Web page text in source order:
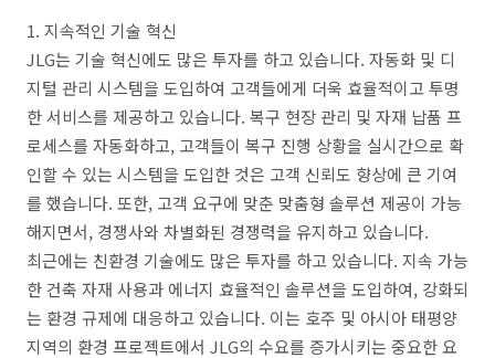
1. 지속적인 기술 혁신
JLG는 기술 혁신에도 많은 투자를 하고 있습니다. 자동화 및 디
지털 관리 시스템을 도입하여 고객들에게 더욱 효율적이고 투명
한 서비스를 제공하고 있습니다. 복구 현장 관리 및 자재 납품 프
로세스를 자동화하고, 고객들이 복구 진행 상황을 실시간으로 확
인할 수 있는 시스템을 도입한 것은 고객 신뢰도 향상에 큰 기여
를 했습니다. 또한, 고객 요구에 맞춘 맞춤형 솔루션 제공이 가능
해지면서, 경쟁사와 차별화된 경쟁력을 유지하고 있습니다.
최근에는 친환경 기술에도 많은 투자를 하고 있습니다. 지속 가능
한 건축 자재 사용과 에너지 효율적인 솔루션을 도입하여, 강화되
는 환경 규제에 대응하고 있습니다. 이는 호주 및 아시아 태평양
지역의 환경 프로젝트에서 JLG의 수요를 증가시키는 중요한 요